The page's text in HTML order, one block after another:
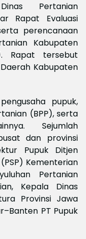
Dinas Pertanian
Rapat Evaluasi
perencanaan
Kabupaten
Rapat tersebut
Kabupaten
pupuk,
(BPP), serta
Sejumlah
dan provinsi
Pupuk Ditjen
Kementerian
Pertanian
Kepala Dinas
Provinsi Jawa
PT Pupuk